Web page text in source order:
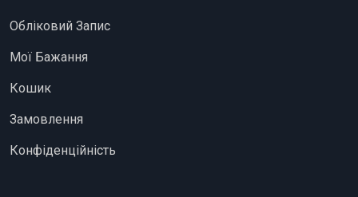
Обліковий Запис
Мої Бажання
Кошик
Замовлення
Конфіденційність